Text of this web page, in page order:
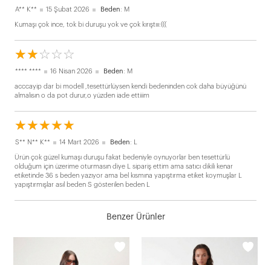
A** K** 15 Şubat 2026 Beden: M
Kumaşı çok ince, tok bi duruşu yok ve çok kırıştııı:(((
☆☆☆☆☆
★★★★★
**** **** 16 Nisan 2026 Beden: M
acccayip dar bi modell ,tesettürlüysen kendi bedeninden cok daha büyüğünü
almalısın o da pot durur,o yüzden iade ettiiim
☆☆☆☆☆
★★★★★
S** N** K** 14 Mart 2026 Beden: L
Ürün çok güzel kumaşı duruşu fakat bedeniyle oynuyorlar ben tesettürlü
olduğum için üzerime oturmasın diye L sipariş ettim ama satıcı dikili kenar
etiketinde 36 s beden yazıyor ama bel kısmına yapıştırma etiket koymuşlar L
yapıştırmışlar asıl beden S gösterilen beden L
Benzer Ürünler